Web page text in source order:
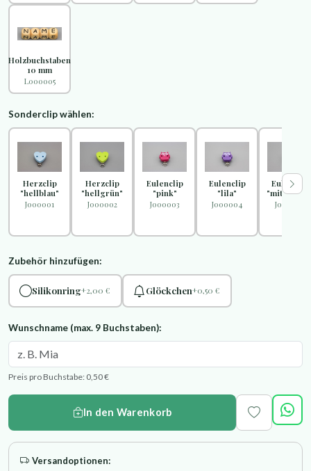
Holzbuchstaben
10 mm
L000005
Sonderclip wählen:
Herzclip
"hellblau"
J000001
Herzclip
"hellgrün"
J000002
Eulenclip
"pink"
J000003
Eulenclip
"lila"
J000004
Eulenclip
J000005
Zubehör hinzufügen:
Silikonring+2,00 € Glöckchen+0,50 €
Wunschname (max. 9 Buchstaben):
Preis pro Buchstabe: 0,50 €
In den Warenkorb
Versandoptionen: